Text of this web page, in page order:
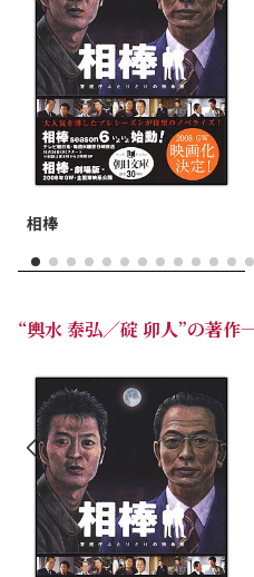
相棒
“輿水 泰弘／碇 卯人”の著作